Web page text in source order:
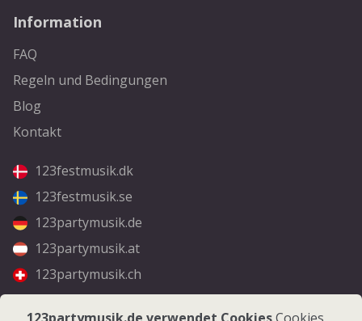
Information
FAQ
Regeln und Bedingungen
Blog
Kontakt
123festmusik.dk
123festmusik.se
123partymusik.de
123partymusik.at
123partymusik.ch
Folgen Sie uns